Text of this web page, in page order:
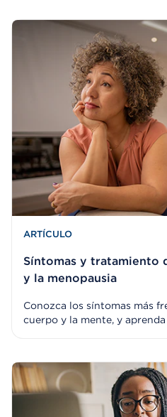
ARTÍCULO
Síntomas y tratamiento
y la menopausia
Conozca los síntomas más
cuerpo y la mente, y